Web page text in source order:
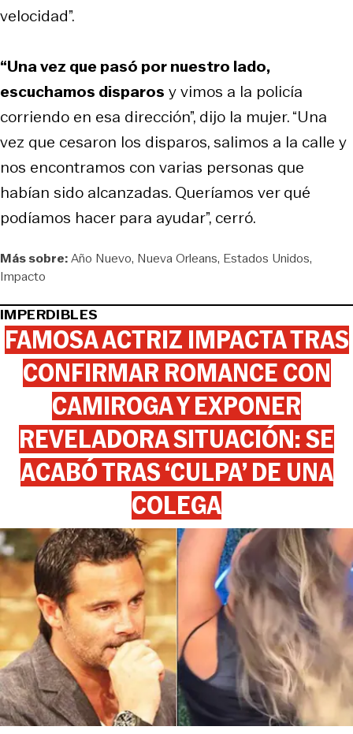
velocidad”.
“Una vez que pasó por nuestro lado,
escuchamos disparos y vimos a la policía
corriendo en esa dirección”, dijo la mujer. “Una
vez que cesaron los disparos, salimos a la calle y
nos encontramos con varias personas que
habían sido alcanzadas. Queríamos ver qué
podíamos hacer para ayudar”, cerró.
Más sobre:Año Nuevo Nueva Orleans Estados Unidos
Impacto
IMPERDIBLES
FAMOSA ACTRIZ IMPACTA TRAS
CONFIRMAR ROMANCE CON
CAMIROGA Y EXPONER
REVELADORA SITUACIÓN: SE
ACABÓ TRAS ‘CULPA’ DE UNA
COLEGA